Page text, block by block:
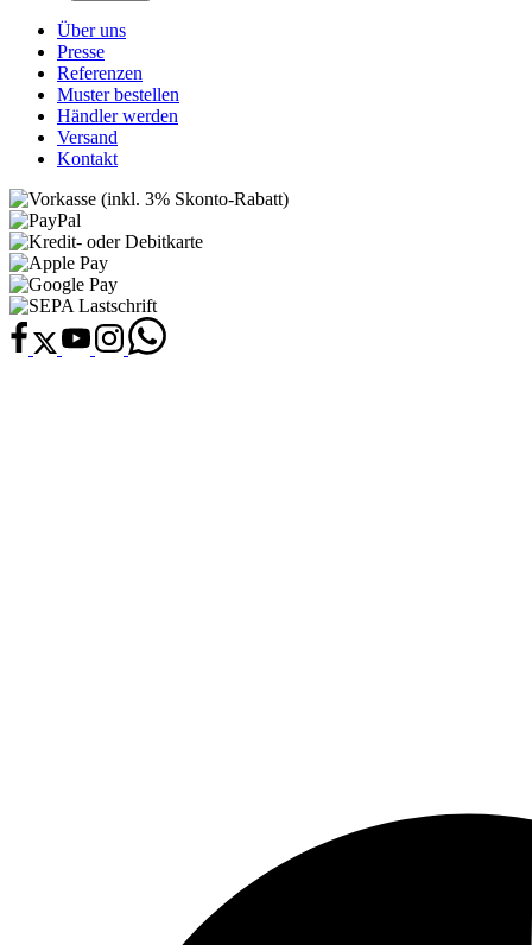
Über uns
Presse
Referenzen
Muster bestellen
Händler werden
Versand
Kontakt